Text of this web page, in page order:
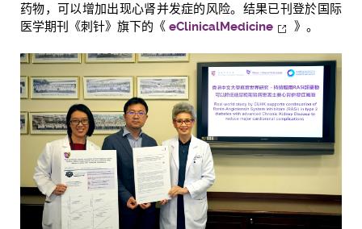
药物，可以增加出现心肾并发症的风险。结果已刊登於国际
医学期刊《刺针》旗下的《 eClinicalMedicine 》。